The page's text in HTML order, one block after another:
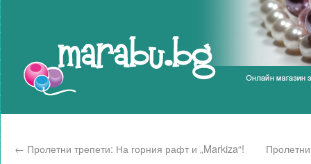
← Пролетни трепети: На горния рафт и „Markiza“!